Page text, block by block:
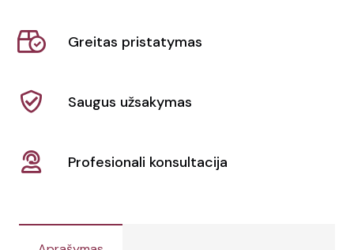
su
kapišonu
1751
Greitas pristatymas
Saugus užsakymas
Profesionali konsultacija